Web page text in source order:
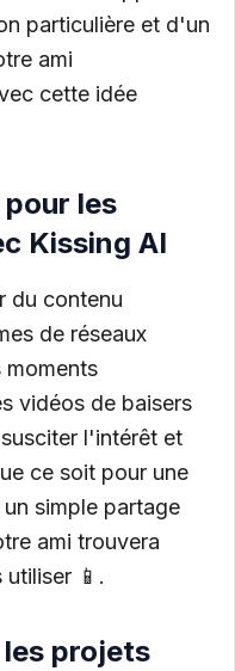
particulière et d'un
ami
cette idée
les
Kissing AI
du contenu
de réseaux
moments
vidéos de baisers
l'intérêt et
ce soit pour une
simple partage
ami trouvera
📱.
projets